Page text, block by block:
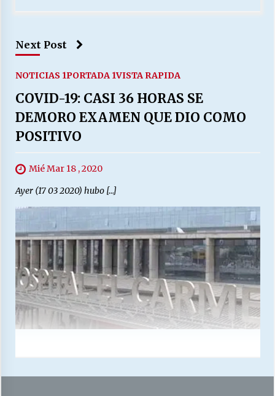
Next Post
NOTICIAS 1PORTADA 1VISTA RAPIDA
COVID-19: CASI 36 HORAS SE
DEMORO EXAMEN QUE DIO COMO
POSITIVO
Mié Mar 18 , 2020
Ayer (17 03 2020) hubo […]